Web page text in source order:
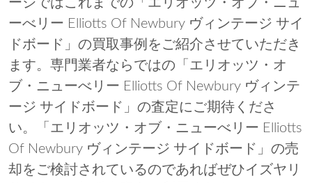
ージではこれまでの「エリオッツ・オブ・ニュ
ーべリー Elliotts Of Newbury ヴィンテージ サイ
ドボード」の買取事例をご紹介させていただき
ます。専門業者ならではの「エリオッツ・オ
ブ・ニューべリー Elliotts Of Newbury ヴィンテ
ージ サイドボード」の査定にご期待くださ
い。「エリオッツ・オブ・ニューべリー Elliotts
Of Newbury ヴィンテージ サイドボード」の売
却をご検討されているのであればぜひイズヤリ